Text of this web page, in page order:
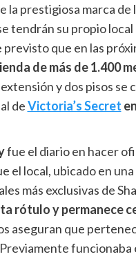
la prestigiosa marca de
tendrán su propio local
previsto que en las
de más de 1.400
y dos pisos se
deVictoria’s Secret
fue el diario en hacer
el local, ubicado en una
más exclusivas de
rótulo y permanece
aseguran que
funcionaba